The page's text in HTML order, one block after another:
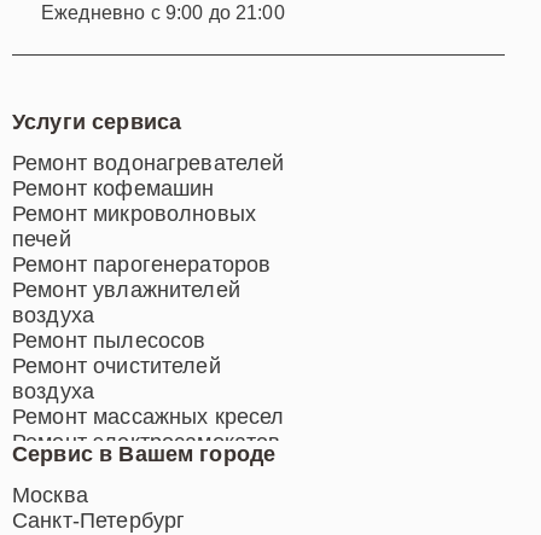
Ежедневно с 9:00 до 21:00
Сервис в Вашем городе
Москва
Санкт-Петербург
Услуги сервиса
Ремонт водонагревателей
Ремонт кофемашин
Ремонт микроволновых
печей
Ремонт парогенераторов
Ремонт увлажнителей
воздуха
Ремонт пылесосов
Ремонт очистителей
воздуха
Ремонт массажных кресел
Ремонт электросамокатов
Ремонт индукционных плит
Ремонт роботов-пылесосов
Ремонт гладильных систем